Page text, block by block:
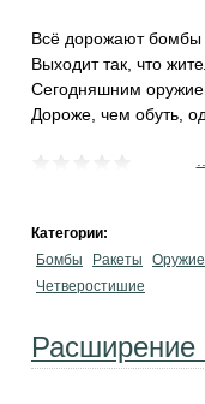
Всё дорожают бомбы
Выходит так, что
Сегодняшним
Дороже, чем обуть,
Категории:
Бомбы
Ракеты Оружие
Четверостишие
Расширение